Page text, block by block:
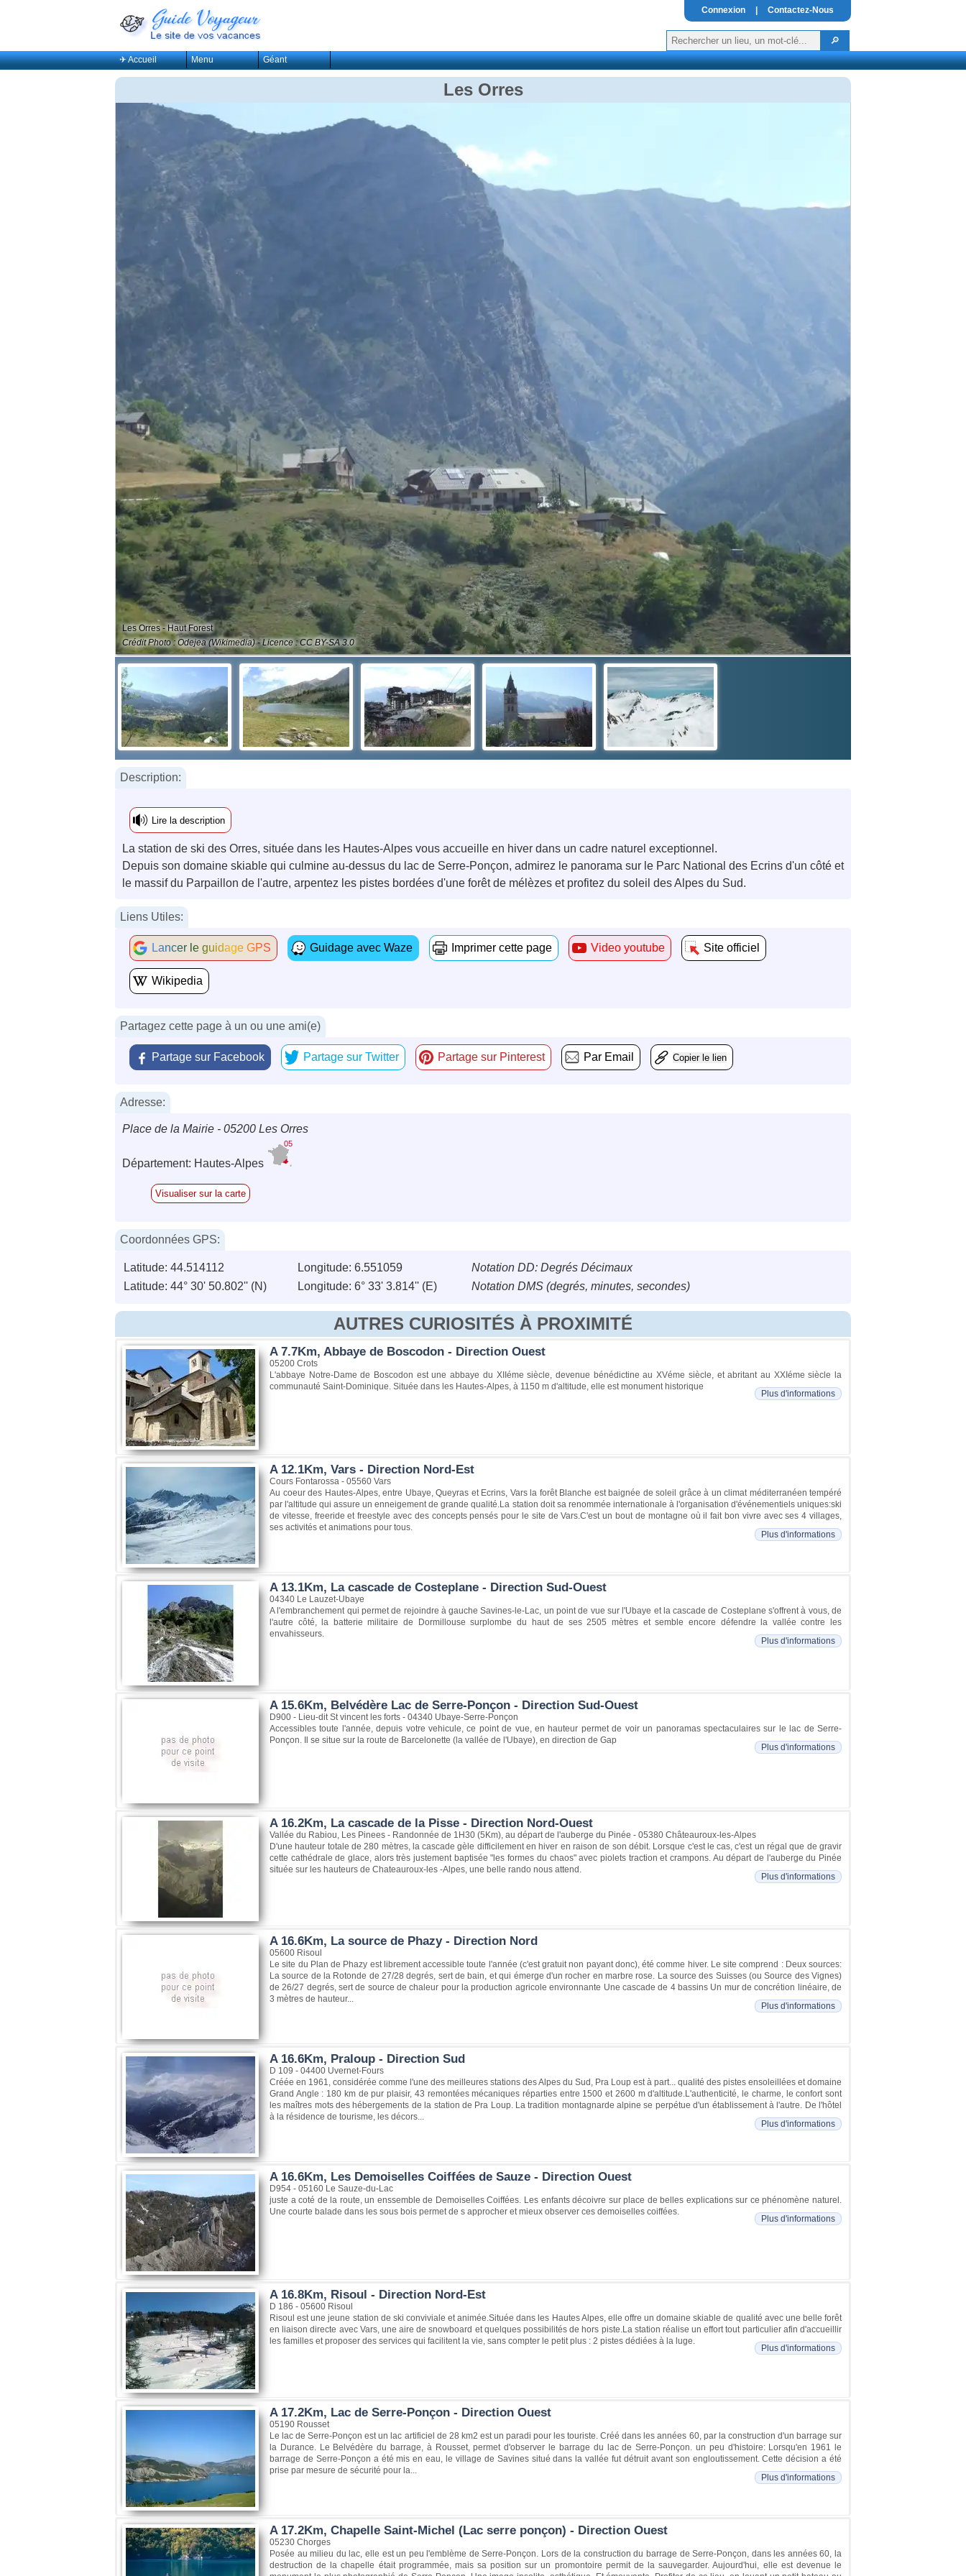
Connexion Contactez-Nous
✈ Accueil Menu Géant
Les Orres
Les Orres - Haut Forest
Crédit Photo : Odejea (Wikimedia) - Licence : CC BY-SA 3.0
Description:
Lire la description
La station de ski des Orres, située dans les Hautes-Alpes vous accueille en hiver dans un cadre naturel exceptionnel.
Depuis son domaine skiable qui culmine au-dessus du lac de Serre-Ponçon, admirez le panorama sur le Parc National des Ecrins d'un côté et
le massif du Parpaillon de l'autre, arpentez les pistes bordées d'une forêt de mélèzes et profitez du soleil des Alpes du Sud.
Liens Utiles:
Lancer le guidage GPS Guidage avec Waze Imprimer cette page Video youtube Site officiel
Wikipedia
Partagez cette page à un ou une ami(e)
Partage sur Facebook Partage sur Twitter Partage sur Pinterest Par Email Copier le lien
Adresse:
Place de la Mairie - 05200 Les Orres
Département: Hautes-Alpes
05
Visualiser sur la carte
Coordonnées GPS:
Latitude: 44.514112 Longitude: 6.551059
Notation DD: Degrés Décimaux
Latitude: 44° 30' 50.802'' (N)
Longitude: 6° 33' 3.814'' (E) Notation DMS (degrés, minutes, secondes)
AUTRES CURIOSITÉS À PROXIMITÉ
A 7.7Km, Abbaye de Boscodon - Direction Ouest
05200 Crots
L'abbaye Notre-Dame de Boscodon est une abbaye du XIIéme siècle, devenue bénédictine au XVéme siècle, et abritant au XXIéme siècle la
communauté Saint-Dominique. Située dans les Hautes-Alpes, à 1150 m d'altitude, elle est monument historique
Plus d'informations
A 12.1Km, Vars - Direction Nord-Est
Cours Fontarossa - 05560 Vars
Au coeur des Hautes-Alpes, entre Ubaye, Queyras et Ecrins, Vars la forêt Blanche est baignée de soleil grâce à un climat méditerranéen tempéré
par l'altitude qui assure un enneigement de grande qualité.La station doit sa renommée internationale à l'organisation d'événementiels uniques:ski
de vitesse, freeride et freestyle avec des concepts pensés pour le site de Vars.C'est un bout de montagne où il fait bon vivre avec ses 4 villages,
ses activités et animations pour tous.
Plus d'informations
A 13.1Km, La cascade de Costeplane - Direction Sud-Ouest
04340 Le Lauzet-Ubaye
A l'embranchement qui permet de rejoindre à gauche Savines-le-Lac, un point de vue sur l'Ubaye et la cascade de Costeplane s'offrent à vous, de
l'autre côté, la batterie militaire de Dormillouse surplombe du haut de ses 2505 mètres et semble encore défendre la vallée contre les
envahisseurs.
Plus d'informations
A 15.6Km, Belvédère Lac de Serre-Ponçon - Direction Sud-Ouest
D900 - Lieu-dit St vincent les forts - 04340 Ubaye-Serre-Ponçon
Accessibles toute l'année, depuis votre vehicule, ce point de vue, en hauteur permet de voir un panoramas spectaculaires sur le lac de Serre-
Ponçon. Il se situe sur la route de Barcelonette (la vallée de l'Ubaye), en direction de Gap
Plus d'informations
A 16.2Km, La cascade de la Pisse - Direction Nord-Ouest
Vallée du Rabiou, Les Pinees - Randonnée de 1H30 (5Km), au départ de l'auberge du Pinée - 05380 Châteauroux-les-Alpes
D'une hauteur totale de 280 mètres, la cascade gèle difficilement en hiver en raison de son débit. Lorsque c'est le cas, c'est un régal que de gravir
cette cathédrale de glace, alors très justement baptisée "les formes du chaos" avec piolets traction et crampons. Au départ de l'auberge du Pinée
située sur les hauteurs de Chateauroux-les -Alpes, une belle rando nous attend.
Plus d'informations
A 16.6Km, La source de Phazy - Direction Nord
05600 Risoul
Le site du Plan de Phazy est librement accessible toute l'année (c'est gratuit non payant donc), été comme hiver. Le site comprend : Deux sources:
La source de la Rotonde de 27/28 degrés, sert de bain, et qui émerge d'un rocher en marbre rose. La source des Suisses (ou Source des Vignes)
de 26/27 degrés, sert de source de chaleur pour la production agricole environnante Une cascade de 4 bassins Un mur de concrétion linéaire, de
3 mètres de hauteur...
Plus d'informations
A 16.6Km, Praloup - Direction Sud
D 109 - 04400 Uvernet-Fours
Créée en 1961, considérée comme l'une des meilleures stations des Alpes du Sud, Pra Loup est à part... qualité des pistes ensoleillées et domaine
Grand Angle : 180 km de pur plaisir, 43 remontées mécaniques réparties entre 1500 et 2600 m d'altitude.L'authenticité, le charme, le confort sont
les maîtres mots des hébergements de la station de Pra Loup. La tradition montagnarde alpine se perpétue d'un établissement à l'autre. De l'hôtel
à la résidence de tourisme, les décors...
Plus d'informations
A 16.6Km, Les Demoiselles Coiffées de Sauze - Direction Ouest
D954 - 05160 Le Sauze-du-Lac
juste a coté de la route, un enssemble de Demoiselles Coiffées. Les enfants décoivre sur place de belles explications sur ce phénomène naturel.
Une courte balade dans les sous bois permet de s approcher et mieux observer ces demoiselles coiffées.
Plus d'informations
A 16.8Km, Risoul - Direction Nord-Est
D 186 - 05600 Risoul
Risoul est une jeune station de ski conviviale et animée.Située dans les Hautes Alpes, elle offre un domaine skiable de qualité avec une belle forêt
en liaison directe avec Vars, une aire de snowboard et quelques possibilités de hors piste.La station réalise un effort tout particulier afin d'accueillir
les familles et proposer des services qui facilitent la vie, sans compter le petit plus : 2 pistes dédiées à la luge.
Plus d'informations
A 17.2Km, Lac de Serre-Ponçon - Direction Ouest
05190 Rousset
Le lac de Serre-Ponçon est un lac artificiel de 28 km2 est un paradi pour les touriste. Créé dans les années 60, par la construction d'un barrage sur
la Durance. Le Belvédère du barrage, à Rousset, permet d'observer le barrage du lac de Serre-Ponçon. un peu d'histoire: Lorsqu'en 1961 le
barrage de Serre-Ponçon a été mis en eau, le village de Savines situé dans la vallée fut détruit avant son engloutissement. Cette décision a été
prise par mesure de sécurité pour la...
Plus d'informations
A 17.2Km, Chapelle Saint-Michel (Lac serre ponçon) - Direction Ouest
05230 Chorges
Posée au milieu du lac, elle est un peu l'emblème de Serre-Ponçon. Lors de la construction du barrage de Serre-Ponçon, dans les années 60, la
destruction de la chapelle était programmée, mais sa position sur un promontoire permit de la sauvegarder. Aujourd'hui, elle est devenue le